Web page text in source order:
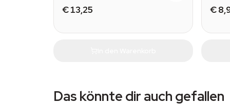
€ 13,25 €
Das könnte dir auch gefallen